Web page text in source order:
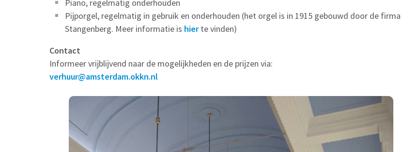
Piano, regelmatig onderhouden
Pijporgel, regelmatig in gebruik en onderhouden (het orgel is in 1915 gebouwd door de firma
Stangenberg. Meer informatie is hierte vinden)
Contact
Informeer vrijblijvend naar de mogelijkheden en de prijzen via:
verhuur@amsterdam.okkn.nl